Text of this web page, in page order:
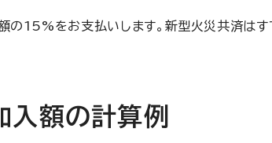
の15%をお支払いします。新型火災共済
入額の計算例